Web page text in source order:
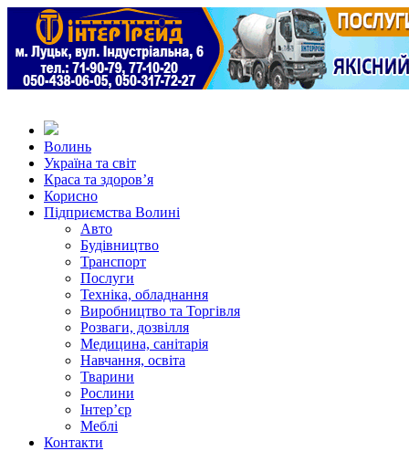
Волинь
Україна та світ
Краса та здоров’я
Корисно
Підприємства Волині
Авто
Будівництво
Транспорт
Послуги
Техніка, обладнання
Виробництво та Торгівля
Розваги, дозвілля
Медицина, санітарія
Навчання, освіта
Тварини
Рослини
Інтер’єр
Меблі
Контакти